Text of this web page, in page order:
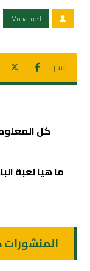
Mohamed
كل
ما هيا لعبة
المنشورات